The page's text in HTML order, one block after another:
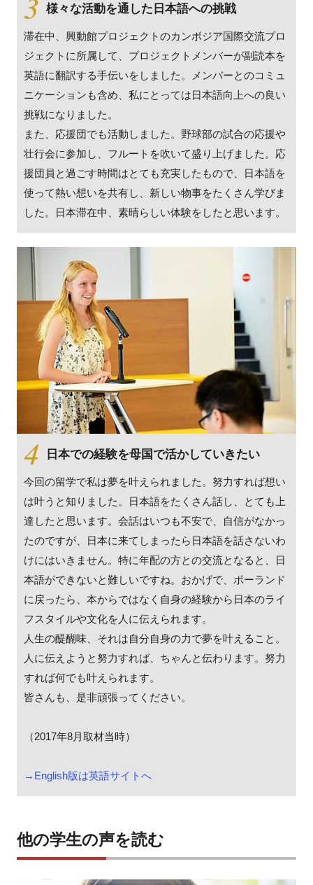
様々な活動を通した日本語への挑戦
滞在中、興動館プロジェクトのカンボジア国際交流プロ
ジェクトに所属して、プロジェクトメンバーが副読本を
英語に翻訳する手伝いをしました。メンバーとのコミュ
ニケーションも含め、私にとっては日本語向上への良い
挑戦になりました。
また、応援団でも活動しました。野球部の試合の応援や
壮行会に参加し、フルートを吹いて盛り上げました。応
援団員と過ごす時間はとても充実したもので、日本語を
使って熱い想いを共有し、新しい物事をたくさん学びま
した。日本滞在中、素晴らしい体験をしたと思います。
日本での経験を母国で活かしていきたい
今回の留学で私は夢を叶えられました。努力すれば想い
は叶うと知りました。日本語をたくさん話し、とても上
達したと思います。会話はいつも不安で、自信がなかっ
たのですが、日本に来てしまったら日本語を話さないわ
けにはいきません。特に年配の方との交流となると、日
本語ができないと難しいですね。おかげで、ポーランド
に戻ったら、本からではなく自身の経験から日本のライ
フスタイルや文化を人に伝えられます。
人生の醍醐味、それは自分自身の力で夢を叶えること。
人に伝えようと努力すれば、ちゃんと伝わります。努力
すれば何でも叶えられます。
皆さんも、是非頑張ってください。
（2017年8月取材当時）
→English版は英語サイトへ
他の学生の声を読む